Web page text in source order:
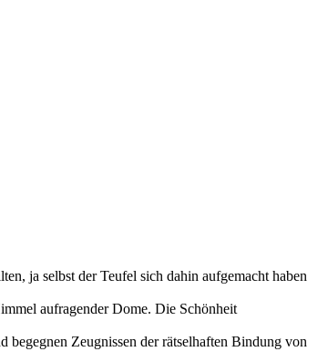
ja selbst der Teufel sich dahin aufgemacht haben
aufragender Dome. Die Schönheit
begegnen Zeugnissen der rätselhaften Bindung von